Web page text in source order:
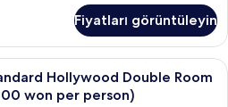
Fiyatları görüntüleyin
Kaliteli yatak takımı, kuştüyü yorgan,
Hollywood Double Room
won per person)